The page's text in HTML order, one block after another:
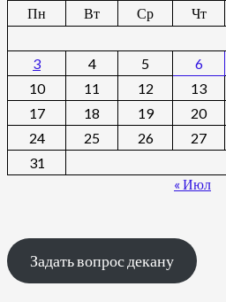
Пн
Вт Ср Чт
3
4 5 6
10
11 12 13
17
18 19 20
24
25 26 27
31
« Июл
Задать вопрос декану